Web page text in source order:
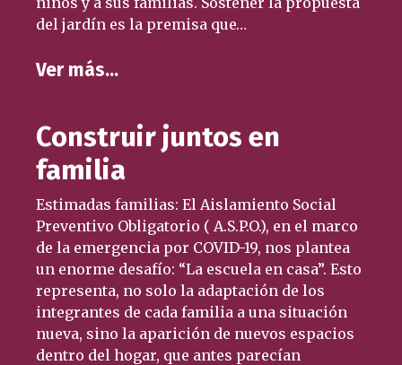
del jardín es la premisa que…
Ver más…
Construir juntos en
familia
Estimadas familias: El Aislamiento Social
Preventivo Obligatorio ( A.S.P.O.), en el marco
de la emergencia por COVID-19, nos plantea
un enorme desafío: “La escuela en casa”. Esto
representa, no solo la adaptación de los
integrantes de cada familia a una situación
nueva, sino la aparición de nuevos espacios
dentro del hogar, que antes parecían